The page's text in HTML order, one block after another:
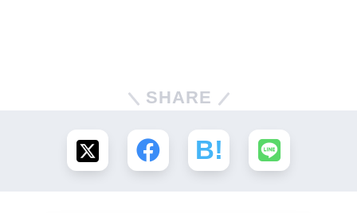
SHARE